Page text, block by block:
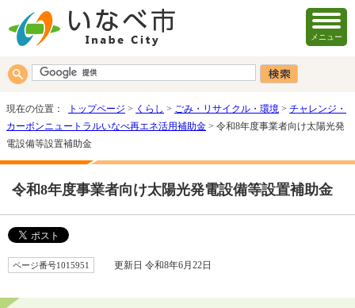
メニュー
現在の位置： トップページ > くらし > ごみ・リサイクル・環境 > チャレンジ・
カーボンニュートラルいなべ再エネ活用補助金 > 令和8年度事業者向け太陽光発
電設備等設置補助金
令和8年度事業者向け太陽光発電設備等設置補助金
ページ番号1015951 更新日 令和8年6月22日